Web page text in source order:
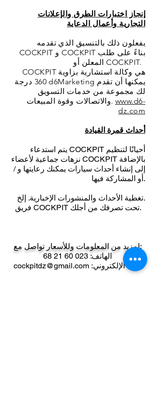
إنجاز اختبارات الطرق والإعلانات
التجارية وأعمال الدعاية
يفعلون ذلك بالتنسيق الذي تقدمه
COCKPIT و COCKPIT بناءً على طلب
المعلن أو COCKPIT.
COCKPIT هي وكالة استشارية بزاوية
360 درجة d6Marketing يمكنها أن تقدم
لك مجموعة من خدمات التسويق
والاتصالات وقوة المبيعات. www.d6-
dz.com
أحداث قمرة القيادة
يتم استدعاء COCKPIT أحيانًا لتنظيم
نزهات جماعية لأعضاء COCKPIT بالإضافة
إلى إنشاء أحداث سيارات يمكنك رعايتها و /
أو المشاركة فيها.
تغطية الأحداث والمنشورات الإخبارية. إلخ.
فريق COCKPIT تحت تصرفك من أجلك.
لمزيد من المعلومات وللأسعار تواصل مع:
الهاتف: 023 60 21 68
cockpitdz@gmail.com:البريد الإلكتروني